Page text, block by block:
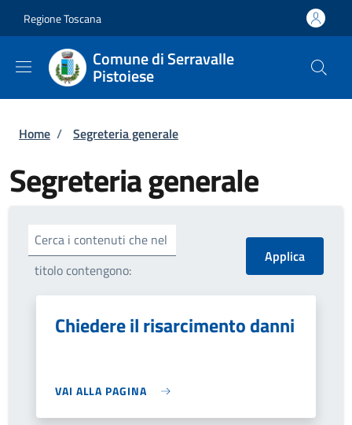
Regione Toscana
Comune di Serravalle
Pistoiese
Briciole di pane
Home / Segreteria generale
Segreteria generale
Cerca i contenuti che nel
titolo contengono:
Chiedere il risarcimento danni
VAI ALLA PAGINA